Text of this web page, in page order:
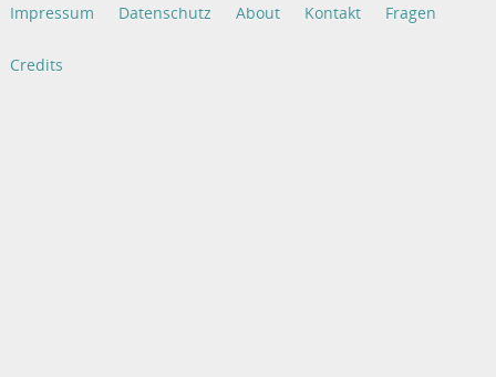
Impressum Datenschutz About Kontakt Fragen
Credits